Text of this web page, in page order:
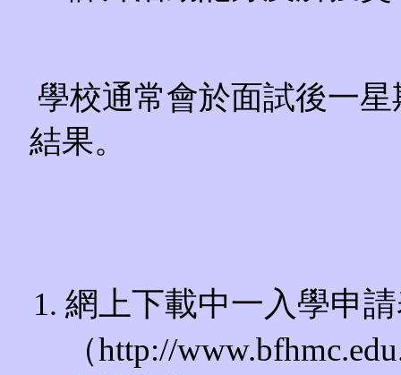
學校通常會於面試後一
結果。
網上下載中一入學申
（http://